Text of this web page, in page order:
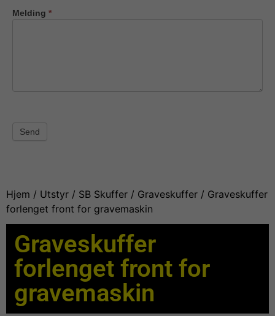
Melding *
Send
Hjem / Utstyr / SB Skuffer / Graveskuffer / Graveskuffer
forlenget front for gravemaskin
Graveskuffer
forlenget front for
gravemaskin